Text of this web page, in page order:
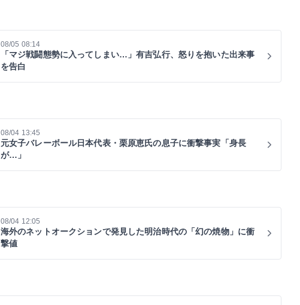
08/05 08:14
「マジ戦闘態勢に入ってしまい…」有吉弘行、怒りを抱いた出来事
を告白
08/04 13:45
元女子バレーボール日本代表・栗原恵氏の息子に衝撃事実「身長
が…」
08/04 12:05
海外のネットオークションで発見した明治時代の「幻の焼物」に衝
撃値